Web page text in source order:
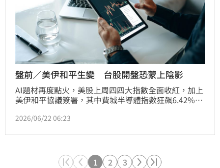
盤前／美伊和平生變 台股開盤恐蒙上陰影
AI題材再度點火，美股上周四四大指數全面收紅，加上
美伊和平協議簽署，其中費城半導體指數狂飆6.42%，
60元。市場樂觀情緒快速升溫，不過隨著端午連假期
陰影。
2026/06/22 06:23
1 2 3